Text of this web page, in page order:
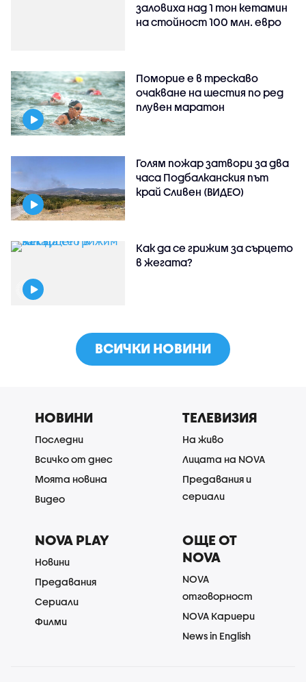
заловиха над 1 тон кетамин
на стойност 100 млн. евро
Поморие е в трескаво
очакване на шестия по ред
плувен маратон
Голям пожар затвори за два
часа Подбалканския път
край Сливен (ВИДЕО)
Как да се грижим за сърцето
в жегата?
ВСИЧКИ НОВИНИ
НОВИНИ
Последни
Всичко от днес
Моята новина
Видео
ТЕЛЕВИЗИЯ
На живо
Лицата на NOVA
Предавания и
сериали
NOVA PLAY
Новини
Предавания
Сериали
Филми
ОЩЕ ОТ
NOVA
NOVA
отговорност
NOVA Кариери
News in English